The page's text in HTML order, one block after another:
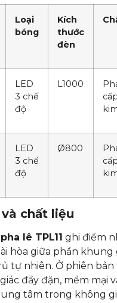
Loại
bóng
Kích
thước
đèn
LED
3 chế
độ
L1000
LED
3 chế
độ
Ø800
chất liệu
lê TPL11 ghi điểm
hòa giữa phần khung
tự nhiên. Ở phiên
đầy đặn, mềm mại
tâm trong không